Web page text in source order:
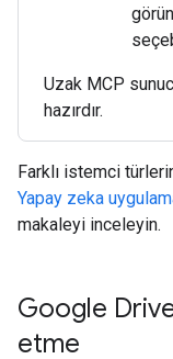
Uzak MCP
hazırdır.
Farklı istemci
Yapay zeka
makaleyi inceleyin.
Google
etme